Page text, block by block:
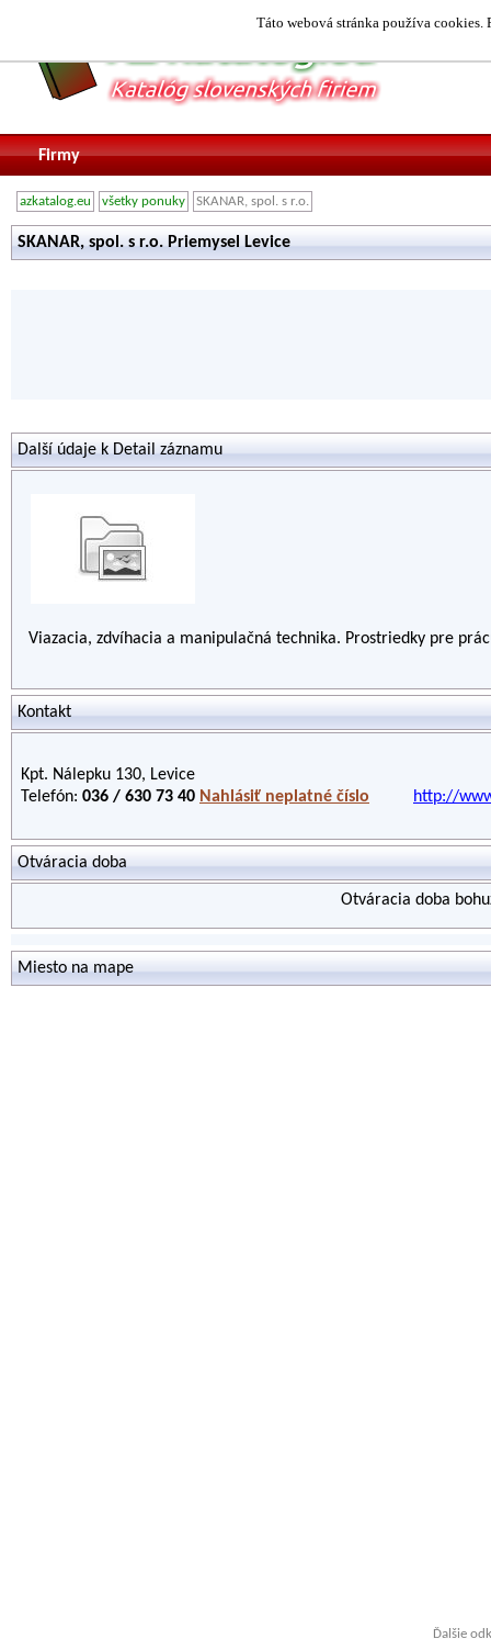
Táto webová stránka používa
Firmy
azkatalog.eu všetky ponuky SKANAR, spol. s r.o.
SKANAR, spol. s r.o. Priemysel Levice
Další údaje k Detail záznamu
Viazacia, zdvíhacia a manipulačná technika. Prostriedky pre
Kontakt
Kpt. Nálepku 130, Levice
Telefón: 036 / 630 73 40 Nahlásiť neplatné číslo http://
Otváracia doba
Otváracia doba
Miesto na mape
Ďalšie